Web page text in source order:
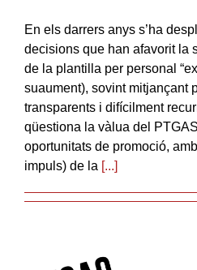
En els darrers anys s’ha
decisions que han afavorit la
de la plantilla per personal
suaument), sovint mitjançant
transparents i difícilment
qüestiona la vàlua del
oportunitats de promoció,
impuls) de la [...]